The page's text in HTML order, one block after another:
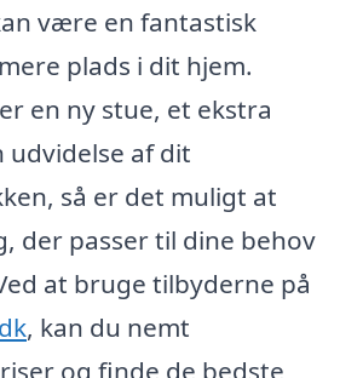
være en fantastisk
plads i dit hjem.
en ny stue, et ekstra
af dit
så er det muligt at
der passer til dine behov
at bruge tilbyderne på
, kan du nemt
og finde de bedste